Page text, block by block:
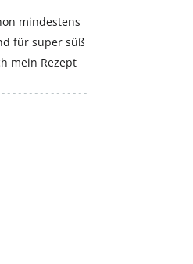
mindestens
für super süß
mein Rezept